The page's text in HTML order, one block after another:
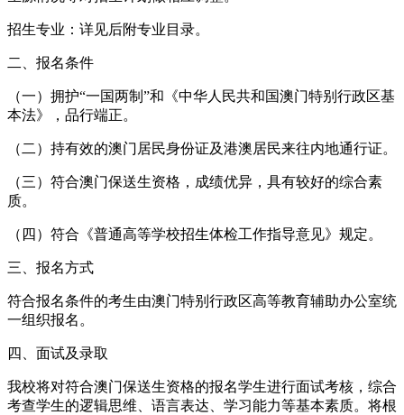
招生专业：详见后附专业目录。
二、报名条件
（一）拥护“一国两制”和《中华人民共和国澳门特别行政区基
本法》，品行端正。
（二）持有效的澳门居民身份证及港澳居民来往内地通行证。
（三）符合澳门保送生资格，成绩优异，具有较好的综合素
质。
（四）符合《普通高等学校招生体检工作指导意见》规定。
三、报名方式
符合报名条件的考生由澳门特别行政区高等教育辅助办公室统
一组织报名。
四、面试及录取
我校将对符合澳门保送生资格的报名学生进行面试考核，综合
考查学生的逻辑思维、语言表达、学习能力等基本素质。将根